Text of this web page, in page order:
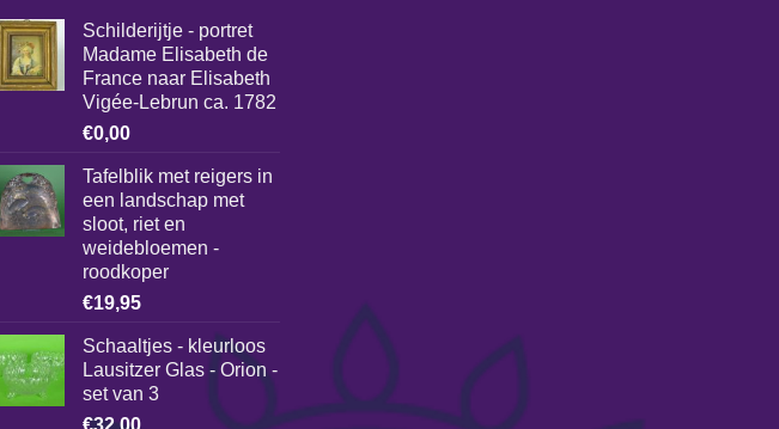
Schilderijtje - portret
Madame Elisabeth de
France naar Elisabeth
Vigée-Lebrun ca. 1782
€0,00
Tafelblik met reigers in
een landschap met
sloot, riet en
weidebloemen -
roodkoper
€19,95
Schaaltjes - kleurloos
Lausitzer Glas - Orion -
set van 3
€32,00